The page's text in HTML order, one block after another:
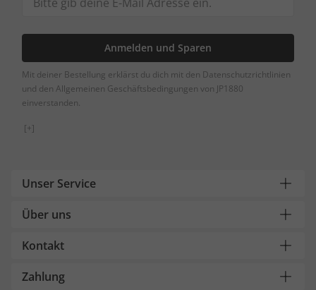
Anmelden und Sparen
Mit deiner Bestellung erklärst du dich mit den Datenschutzrichtlinien
und den Allgemeinen Geschäftsbedingungen von JP1880
einverstanden.
[+]
Unser Service
Über uns
Kontakt
Zahlung